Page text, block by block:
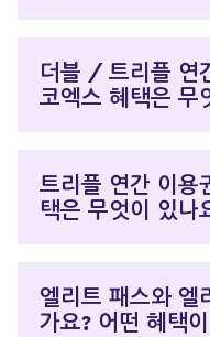
더블 / 트리플 연
코엑스 혜택은 무
트리플 연간 이용
택은 무엇이 있나
엘리트 패스와 엘
가요? 어떤 혜택